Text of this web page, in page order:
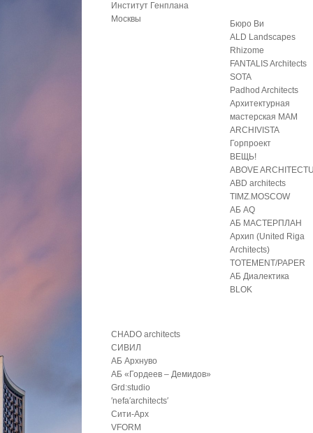
Институт Генплана
Москвы
Бюро Ви
ALD Landscapes
Rhizome
FANTALIS Architects
SOTA
Padhod Architects
Архитектурная
мастерская МАМ
ARCHIVISTA
Горпроект
ВЕЩЬ!
ABOVE
ABD architects
TIMZ.MOSCOW
АБ AQ
АБ МАСТЕРПЛАН
Архип (United Riga
Architects)
TOTEMENT/PAPER
АБ Диалектика
BLOK
CHADO architects
СИВИЛ
АБ Архнуво
АБ «Гордеев – Демидов»
Grd:studio
′nefa′architects′
Сити-Арх
VFORM